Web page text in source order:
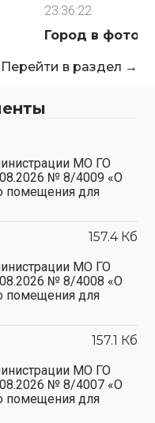
23:36:22
Город в
Перейти в раздел →
МО ГО
№ 8/4009 «О
помещения для
157.4 Кб
МО ГО
№ 8/4008 «О
помещения для
157.1 Кб
МО ГО
№ 8/4007 «О
помещения для